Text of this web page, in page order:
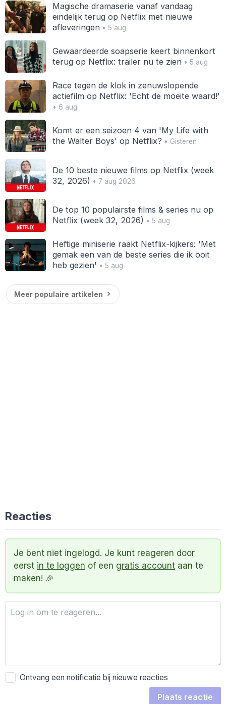
Magische dramaserie vanaf vandaag
eindelijk terug op Netflix met nieuwe
afleveringen• 5 aug
Gewaardeerde soapserie keert binnenkort
terug op Netflix: trailer nu te zien• 5 aug
Race tegen de klok in zenuwslopende
actiefilm op Netflix: 'Echt de moeite waard!'
• 6 aug
Komt er een seizoen 4 van 'My Life with
the Walter Boys' op Netflix? • Gisteren
De 10 beste nieuwe films op Netflix (week
32, 2026) • 7 aug 2026
De top 10 populairste films & series nu op
Netflix (week 32, 2026) • 5 aug
Heftige miniserie raakt Netflix-kijkers: 'Met
gemak een van de beste series die ik ooit
heb gezien' • 5 aug
Meer populaire artikelen
Reacties
Je bent niet ingelogd. Je kunt reageren door
eerst in te loggen of een gratis account aan te
maken! 🎉
Ontvang een notificatie bij nieuwe reacties
Plaats reactie